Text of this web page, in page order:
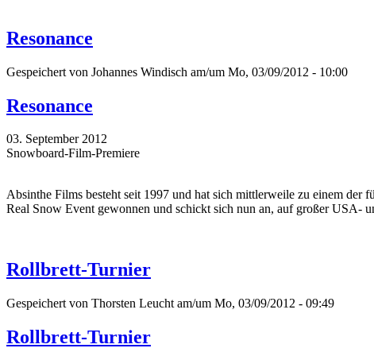
Resonance
Gespeichert von Johannes Windisch am/um Mo, 03/09/2012 - 10:00
Resonance
03. September 2012
Snowboard-Film-Premiere
Absinthe Films besteht seit 1997 und hat sich mittlerweile zu einem der
Real Snow Event gewonnen und schickt sich nun an, auf großer USA-
Rollbrett-Turnier
Gespeichert von Thorsten Leucht am/um Mo, 03/09/2012 - 09:49
Rollbrett-Turnier